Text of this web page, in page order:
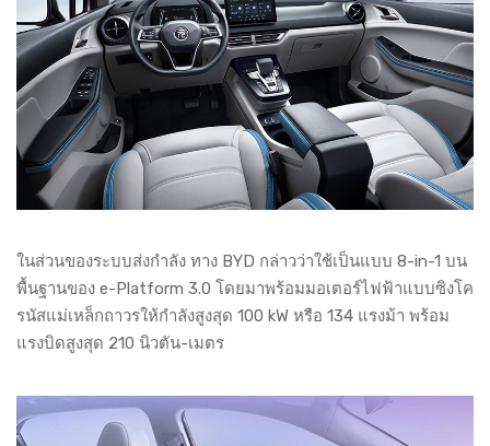
ในส่วนของระบบส่งกำลัง ทาง BYD กล่าวว่าใช้เป็นแบบ 8-in-1 บน
พื้นฐานของ e-Platform 3.0 โดยมาพร้อมมอเตอร์ไฟฟ้าแบบซิงโค
รนัสแม่เหล็กถาวรให้กำลังสูงสุด 100 kW หรือ 134 แรงม้า พร้อม
แรงบิดสูงสุด 210 นิวตัน-เมตร